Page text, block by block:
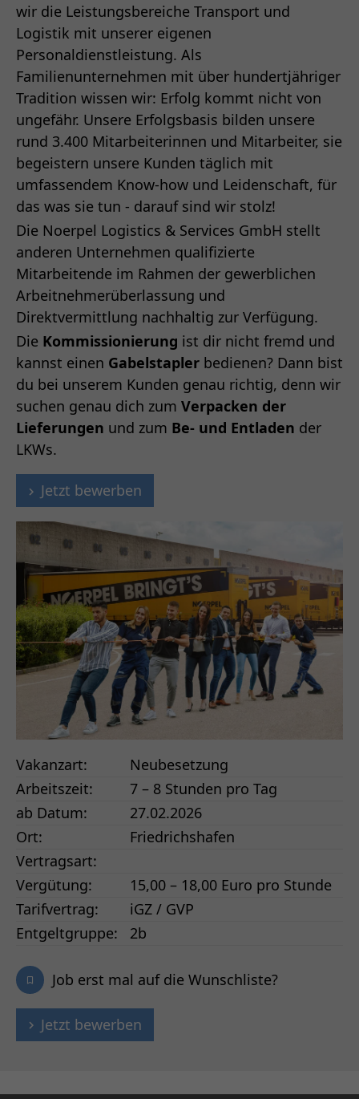
wir die Leistungsbereiche Transport und
Logistik mit unserer eigenen
Personaldienstleistung. Als
Familienunternehmen mit über hundertjähriger
Tradition wissen wir: Erfolg kommt nicht von
ungefähr. Unsere Erfolgsbasis bilden unsere
rund 3.400 Mitarbeiterinnen und Mitarbeiter, sie
begeistern unsere Kunden täglich mit
umfassendem Know-how und Leidenschaft, für
das was sie tun - darauf sind wir stolz!
Die Noerpel Logistics & Services GmbH stellt
anderen Unternehmen qualifizierte
Mitarbeitende im Rahmen der gewerblichen
Arbeitnehmerüberlassung und
Direktvermittlung nachhaltig zur Verfügung.
Die Kommissionierung ist dir nicht fremd und
kannst einen Gabelstapler bedienen? Dann bist
du bei unserem Kunden genau richtig, denn wir
suchen genau dich zum Verpacken der
Lieferungen und zum Be- und Entladen der
LKWs.
Jetzt bewerben
Vakanzart:
Neubesetzung
Arbeitszeit:
7 – 8 Stunden pro Tag
ab Datum:
27.02.2026
Ort:
Friedrichshafen
Vertragsart:
Vergütung:
15,00 – 18,00 Euro pro Stunde
Tarifvertrag:
iGZ / GVP
Entgeltgruppe:
2b
Job erst mal auf die Wunschliste?
Jetzt bewerben